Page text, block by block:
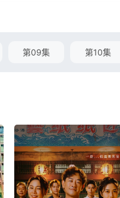
第09集 第10集